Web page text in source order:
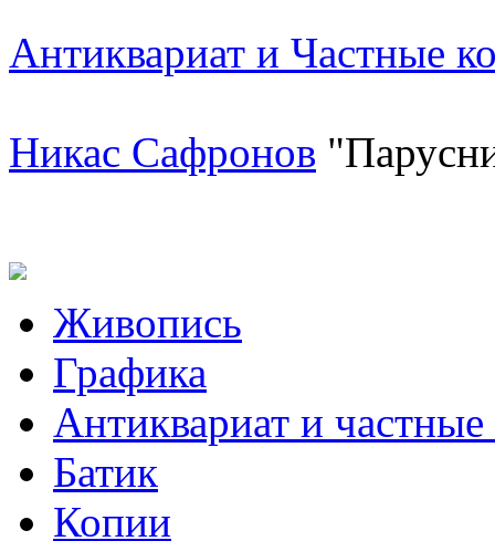
Антиквариат и Частные
Никас Сафронов
Живопись
Графика
Антиквариат и
Батик
Копии